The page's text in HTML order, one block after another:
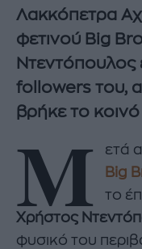
Λακκόπετρα
φετινού Big
Ντεντόπουλος
followers του,
βρήκε το
Μ
ετά
Big
το
Χρήστος
φυσικό του